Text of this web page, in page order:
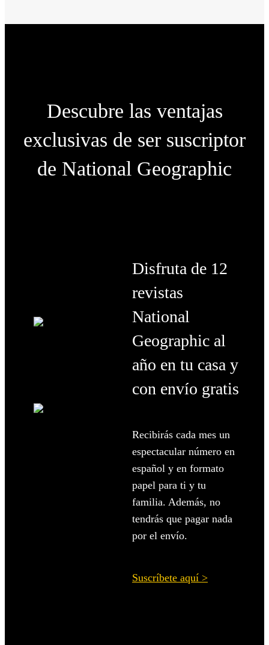
Descubre las ventajas
exclusivas de ser suscriptor
de National Geographic
Disfruta de 12
revistas
National
Geographic al
año en tu casa y
con envío gratis
Recibirás cada mes un
espectacular número en
español y en formato
papel para ti y tu
familia. Además, no
tendrás que pagar nada
por el envío.
Suscríbete aquí >